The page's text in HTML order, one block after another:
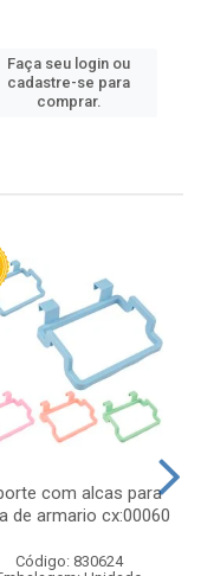
Faça seu login ou
cadastre-se para
comprar.
com alcas para
de armario cx:00060
Código: 830624